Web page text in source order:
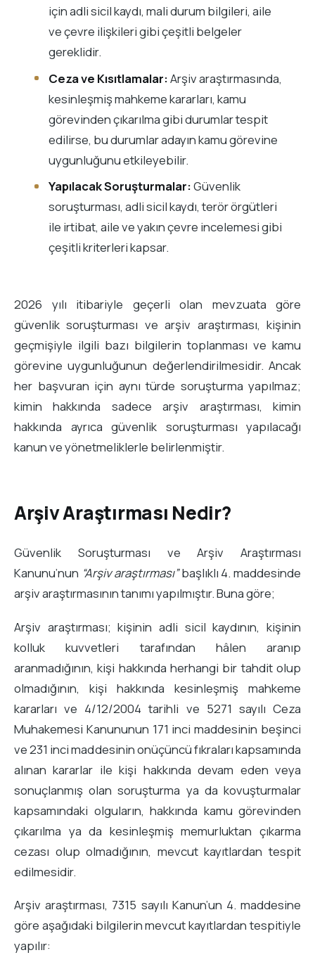
için adli sicil kaydı, mali durum bilgileri, aile
ve çevre ilişkileri gibi çeşitli belgeler
gereklidir.
Ceza ve Kısıtlamalar:Arşiv araştırmasında,
kesinleşmiş mahkeme kararları, kamu
görevinden çıkarılma gibi durumlar tespit
edilirse, bu durumlar adayın kamu görevine
uygunluğunu etkileyebilir.
Yapılacak Soruşturmalar:Güvenlik
soruşturması, adli sicil kaydı, terör örgütleri
ile irtibat, aile ve yakın çevre incelemesi gibi
çeşitli kriterleri kapsar.
2026 yılı itibariyle geçerli olan mevzuata göre
güvenlik soruşturması ve arşiv araştırması, kişinin
geçmişiyle ilgili bazı bilgilerin toplanması ve kamu
görevine uygunluğunun değerlendirilmesidir. Ancak
her başvuran için aynı türde soruşturma yapılmaz;
kimin hakkında sadece arşiv araştırması, kimin
hakkında ayrıca güvenlik soruşturması yapılacağı
kanun ve yönetmeliklerle belirlenmiştir.
Arşiv Araştırması Nedir?
Güvenlik Soruşturması ve Arşiv Araştırması
Kanunu’nun “Arşiv araştırması”başlıklı 4. maddesinde
arşiv araştırmasının tanımı yapılmıştır. Buna göre;
Arşiv araştırması; kişinin adli sicil kaydının, kişinin
kolluk kuvvetleri tarafından hâlen aranıp
aranmadığının, kişi hakkında herhangi bir tahdit olup
olmadığının, kişi hakkında kesinleşmiş mahkeme
kararları ve 4/12/2004 tarihli ve 5271 sayılı Ceza
Muhakemesi Kanununun 171 inci maddesinin beşinci
ve 231 inci maddesinin onüçüncü fıkraları kapsamında
alınan kararlar ile kişi hakkında devam eden veya
sonuçlanmış olan soruşturma ya da kovuşturmalar
kapsamındaki olguların, hakkında kamu görevinden
çıkarılma ya da kesinleşmiş memurluktan çıkarma
cezası olup olmadığının, mevcut kayıtlardan tespit
edilmesidir.
Arşiv araştırması, 7315 sayılı Kanun’un 4. maddesine
göre aşağıdaki bilgilerin mevcut kayıtlardan tespitiyle
yapılır: